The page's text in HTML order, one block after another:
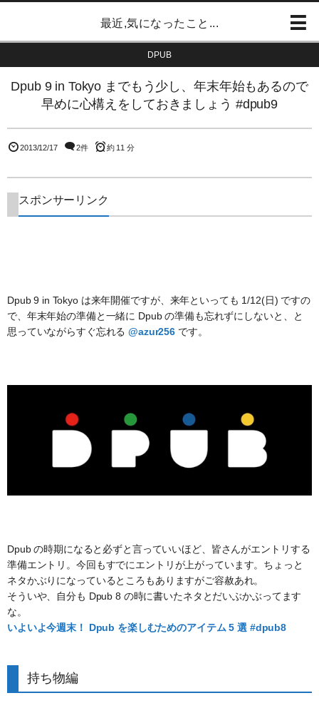
最近,気になったこと...
DPUB
Dpub 9 in Tokyo までもう少し、年末年始もあるので
早めに心構えをしておきましょう #dpub9
2013/12/17 2件 約 11 分
スポンサーリンク
Dpub 9 in Tokyo は来年開催ですが、来年といっても 1/12(日) ですの
で、年末年始の準備と一緒に Dpub の準備も忘れずにしないと、と
思っていながらすぐ忘れる@azur256 です。
Dpub の時期になると必ずと言っていいほど、皆さんがエントリする
準備エントリ。今回もすでにエントリが上がっています。ちょっと
ネタかぶりになっているところもありますがご容赦あれ。
そういや、自分も Dpub 8 の時に書いたネタとだいぶかぶってます
な。
いよいよ今週末！ Dpub を楽しむためのアイテム 5 選 #dpub8
持ち物編